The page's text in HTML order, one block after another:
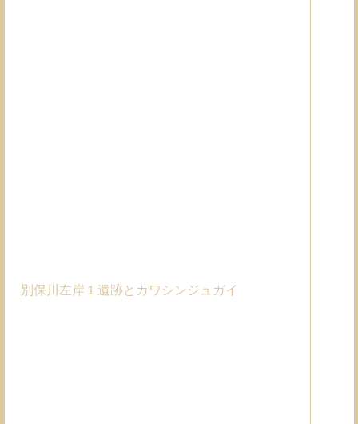
別保川左岸１遺跡とカワシンジュガイ